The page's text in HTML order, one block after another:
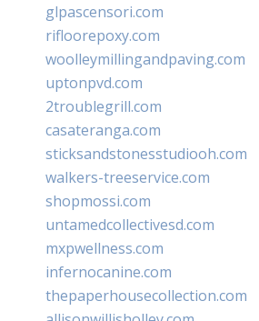
glpascensori.com
rifloorepoxy.com
woolleymillingandpaving.com
uptonpvd.com
2troublegrill.com
casateranga.com
sticksandstonesstudiooh.com
walkers-treeservice.com
shopmossi.com
untamedcollectivesd.com
mxpwellness.com
infernocanine.com
thepaperhousecollection.com